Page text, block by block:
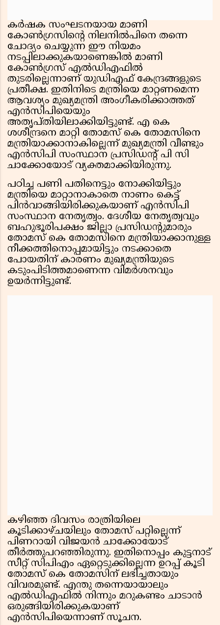
കര്‍ഷക സംഘടനയായ മാണി
കോണ്‍ഗ്രസിന്റെ നിലനില്‍പിനെ തന്നെ
ചോദ്യം ചെയ്യുന്ന ഈ നിയമം
നടപ്പിലാക്കുകയാണെങ്കില്‍ മാണി
കോണ്‍ഗ്രസ് എല്‍ഡിഎഫില്‍
തുടരില്ലെന്നാണ് യുഡിഎഫ് കേന്ദ്രങ്ങളുടെ
പ്രതീക്ഷ. ഇതിനിടെ മന്ത്രിയെ മാറ്റണമെന്ന
ആവശ്യം മുഖ്യമന്ത്രി അംഗീകരിക്കാത്തത്
എന്‍സിപിയെയും
അതൃപ്തിയിലാക്കിയിട്ടുണ്ട്. എ കെ
ശശീന്ദ്രനെ മാറ്റി തോമസ് കെ തോമസിനെ
മന്ത്രിയാക്കാനാകില്ലെന്ന് മുഖ്യമന്ത്രി വീണ്ടും
എന്‍സിപി സംസ്ഥാന പ്രസിഡന്റ് പി സി
ചാക്കോയോട് വ്യക്തമാക്കിയിരുന്നു.
പഠിച്ച പണി പതിനെട്ടും നോക്കിയിട്ടും
മന്ത്രിയെ മാറ്റാനാകാതെ നാണം കെട്ട്
പിന്‍വാങ്ങിയിരിക്കുകയാണ് എന്‍സിപി
സംസ്ഥാന നേതൃത്വം. ദേശീയ നേതൃത്വവും
ബഹുഭൂരിപക്ഷം ജില്ലാ പ്രസിഡന്റുമാരും
തോമസ് കെ തോമസിനെ മന്ത്രിയാക്കാനുള്ള
നീക്കത്തിനൊപ്പമായിട്ടും നടക്കാതെ
പോയതിന് കാരണം മുഖ്യമന്ത്രിയുടെ
കടുംപിടിത്തമാണെന്ന വിമര്‍ശനവും
ഉയര്‍ന്നിട്ടുണ്ട്.
കഴിഞ്ഞ ദിവസം രാത്രിയിലെ
കൂടിക്കാഴ്ചയിലും തോമസ് പറ്റില്ലെന്ന്
പിണറായി വിജയന്‍ ചാക്കോയോട്
തീര്‍ത്തുപറഞ്ഞിരുന്നു. ഇതിനൊപ്പം കുട്ടനാട്
സീറ്റ് സിപിഎം ഏറ്റെടുക്കില്ലെന്ന ഉറപ്പ് കൂടി
തോമസ് കെ തോമസിന് ലഭിച്ചതായും
വിവരമുണ്ട്. എന്തു തന്നെയായാലും
എല്‍ഡിഎഫില്‍ നിന്നും മറുകണ്ടം ചാടാന്‍
ഒരുങ്ങിയിരിക്കുകയാണ്
എന്‍സിപിയെന്നാണ് സൂചന.